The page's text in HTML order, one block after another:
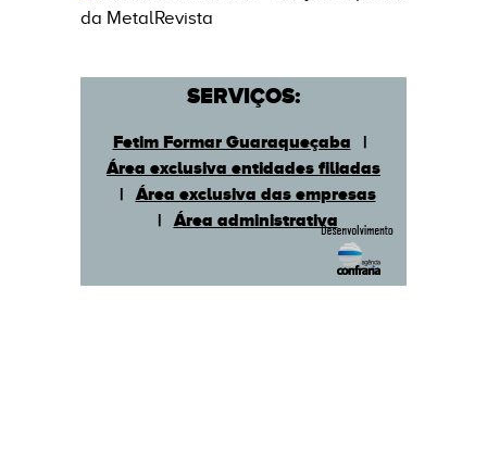
SERVIÇOS:
Fetim Formar Guaraqueçaba
|
Área exclusiva entidades filiadas
|
Área exclusiva das empresas
|
Área administrativa